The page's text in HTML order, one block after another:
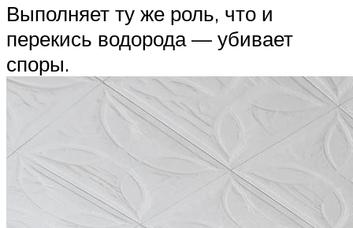
Выполняет ту же роль, что и
перекись водорода — убивает
споры.